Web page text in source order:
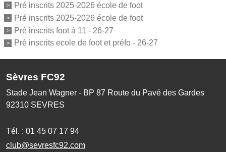
Pré inscrits 2025-2026 école de foot
Pré inscrits 2025-2026 école de foot
Pré inscrits foot à 11 - 26-27
Pré inscrits ecole de foot et préfo - 26-27
Sèvres FC92
Stade Jean Wagner - BP 87 Route du Pavé des Gardes
92310 SEVRES
Tél. : 01 45 07 17 94
club@sevresfc92.com